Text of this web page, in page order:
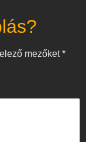
mezőket*